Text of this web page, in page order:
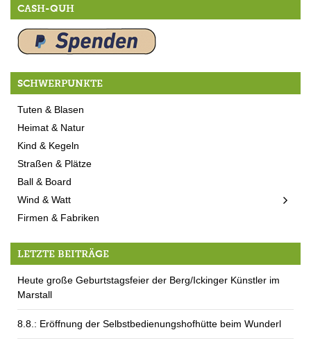
CASH-QUH
SCHWERPUNKTE
Tuten & Blasen
Heimat & Natur
Kind & Kegeln
Straßen & Plätze
Ball & Board
Wind & Watt
Firmen & Fabriken
LETZTE BEITRÄGE
Heute große Geburtstagsfeier der Berg/Ickinger Künstler im
Marstall
8.8.: Eröffnung der Selbstbedienungshofhütte beim Wunderl